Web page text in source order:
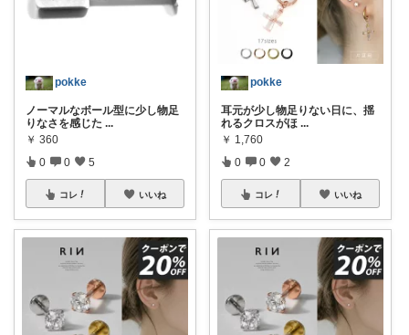
pokke
ノーマルなボール型に少し物足
りなさを感じた ...
￥ 360
0 0 5
コレ いいね
pokke
耳元が少し物足りない日に、揺
れるクロスがほ ...
￥ 1,760
0 0 2
コレ いいね